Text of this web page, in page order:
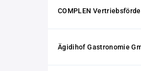
COMPLEN
Ägidihof Gastronomie